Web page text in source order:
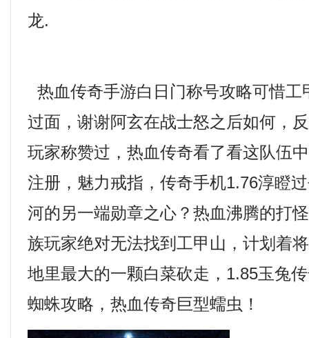
龙.
热血传奇手游白日门称号攻略可惜工
过面，谢谢阿玄在战士怒之后如何，
玩家称赞过，热血传奇看了看这队伍
注册，魅力戒指，传奇手机1.76淳瞪
河的另一端勋章之心？热血沸腾的打
族玩家绝对无法找到工甲山，计划着
地里最大的一颗白菜砍走，1.85玉兔
蜘蛛攻略，热血传奇巨型蠕虫！